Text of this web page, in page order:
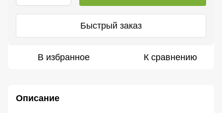
Быстрый заказ
В избранное К сравнению
Описание